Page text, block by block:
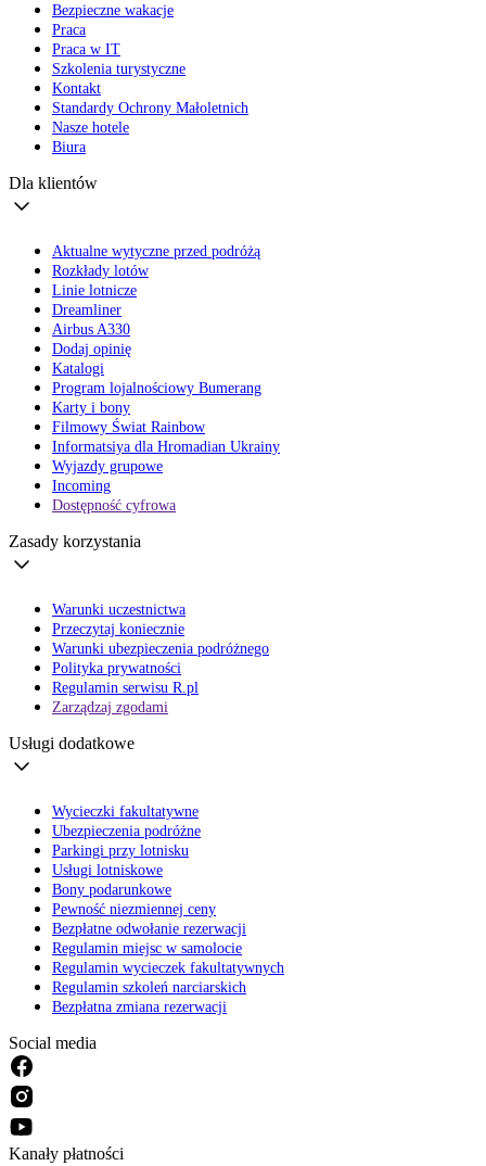
Bezpieczne wakacje
Praca
Praca w IT
Szkolenia turystyczne
Kontakt
Standardy Ochrony Małoletnich
Nasze hotele
Biura
Dla klientów
Aktualne wytyczne przed podróżą
Rozkłady lotów
Linie lotnicze
Dreamliner
Airbus A330
Dodaj opinię
Katalogi
Program lojalnościowy Bumerang
Karty i bony
Filmowy Świat Rainbow
Informatsiya dla Hromadian Ukrainy
Wyjazdy grupowe
Incoming
Dostępność cyfrowa
Zasady korzystania
Warunki uczestnictwa
Przeczytaj koniecznie
Warunki ubezpieczenia podróżnego
Polityka prywatności
Regulamin serwisu R.pl
Zarządzaj zgodami
Usługi dodatkowe
Wycieczki fakultatywne
Ubezpieczenia podróżne
Parkingi przy lotnisku
Usługi lotniskowe
Bony podarunkowe
Pewność niezmiennej ceny
Bezpłatne odwołanie rezerwacji
Regulamin miejsc w samolocie
Regulamin wycieczek fakultatywnych
Regulamin szkoleń narciarskich
Bezpłatna zmiana rezerwacji
Social media
Kanały płatności